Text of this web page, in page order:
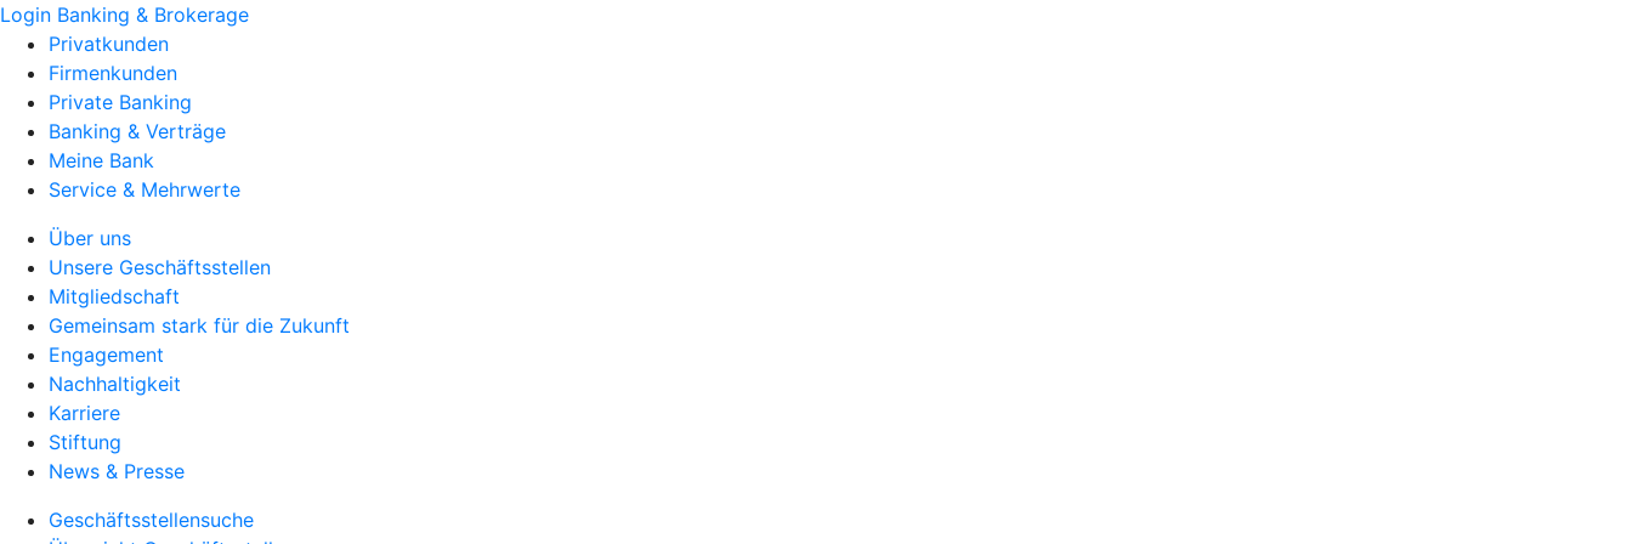
Login Banking & Brokerage
Privatkunden
Firmenkunden
Private Banking
Banking & Verträge
Meine Bank
Service & Mehrwerte
Über uns
Unsere Geschäftsstellen
Mitgliedschaft
Gemeinsam stark für die Zukunft
Engagement
Nachhaltigkeit
Karriere
Stiftung
News & Presse
Geschäftsstellensuche